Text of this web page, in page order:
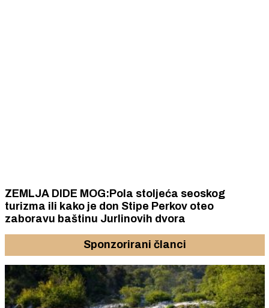
ZEMLJA DIDE MOG:Pola stoljeća seoskog
turizma ili kako je don Stipe Perkov oteo
zaboravu baštinu Jurlinovih dvora
Sponzorirani članci